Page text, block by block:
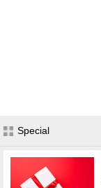
Special